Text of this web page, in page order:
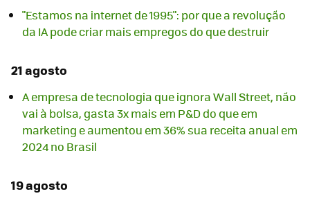
"Estamos na internet de 1995": por que a revolução
da IA pode criar mais empregos do que destruir
21 agosto
A empresa de tecnologia que ignora Wall Street, não
vai à bolsa, gasta 3x mais em P&D do que em
marketing e aumentou em 36% sua receita anual em
2024 no Brasil
19 agosto